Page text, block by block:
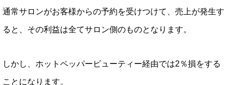
通常サロンがお客様からの予約を受けつけて、売上が発生す
ると、その利益は全てサロン側のものとなります。
しかし、ホットペッパービューティー経由では2％損をする
ことになります。